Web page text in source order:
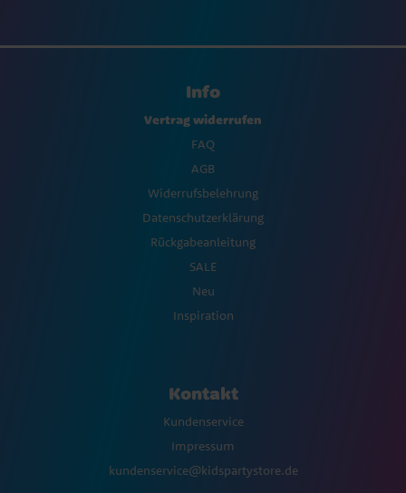
Info
Vertrag widerrufen
FAQ
AGB
Widerrufsbelehrung
Datenschutzerklärung
Rückgabeanleitung
SALE
Neu
Inspiration
Kontakt
Kundenservice
Impressum
kundenservice@kidspartystore.de